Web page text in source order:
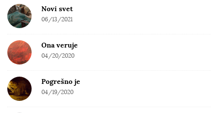
Novi svet
06/13/2021
Ona veruje
04/20/2020
Pogrešno je
04/19/2020